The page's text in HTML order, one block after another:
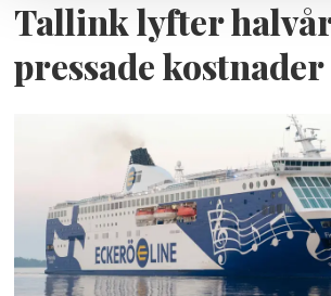
Tallink lyfter
pressade kostnader